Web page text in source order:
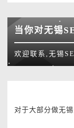
当你对无锡
欢迎联系,无锡
对于大部分做无